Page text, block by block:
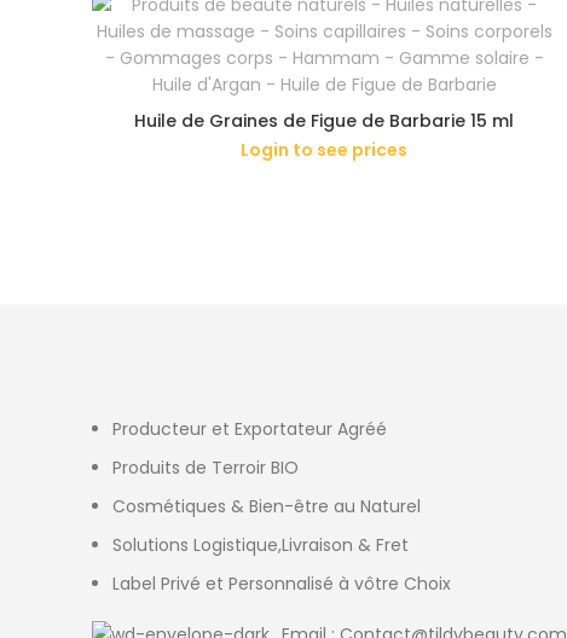
Huile de Graines de Figue de Barbarie 15 ml
Login to see prices
Producteur et Exportateur Agréé
Produits de Terroir BIO
Cosmétiques & Bien-être au Naturel
Solutions Logistique,Livraison & Fret
Label Privé et Personnalisé à vôtre Choix